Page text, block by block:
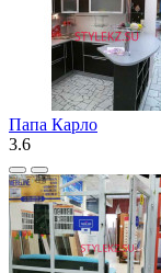
Папа Карло
3.6